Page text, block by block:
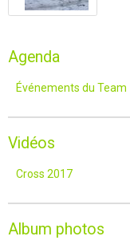
Agenda
Événements du Team
Vidéos
Cross 2017
Album photos